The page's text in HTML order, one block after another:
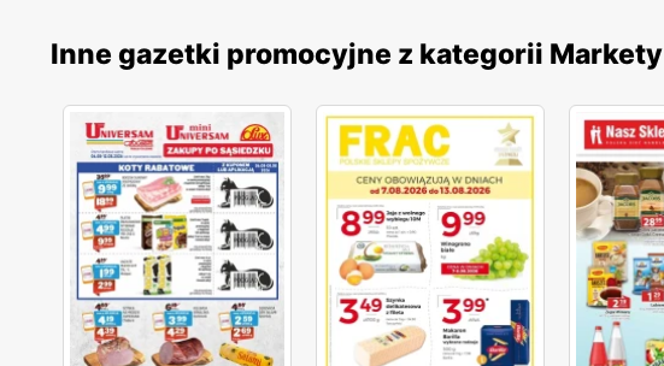
Inne gazetki promocyjne z kategorii Markety